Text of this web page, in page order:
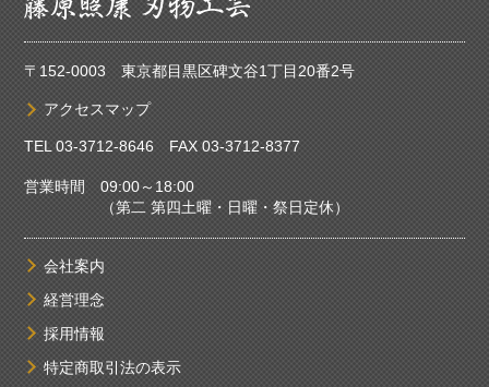
〒152-0003 東京都目黒区碑文谷1丁目20番2号
アクセスマップ
TEL03-3712-8646FAX 03-3712-8377
営業時間 09:00～18:00
（第二 第四土曜・日曜・祭日定休）
会社案内
経営理念
採用情報
特定商取引法の表示